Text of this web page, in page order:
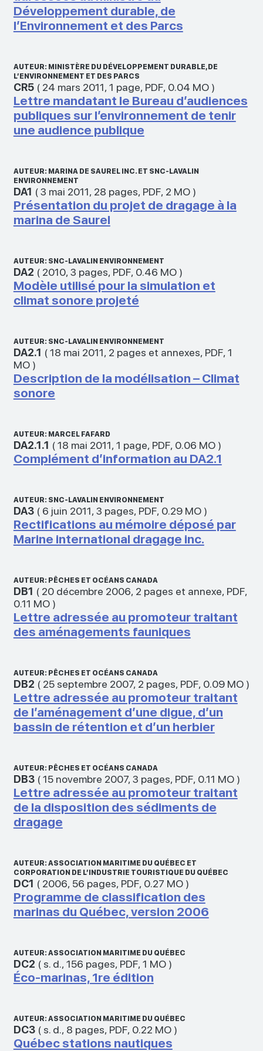
Développement durable, de
l’Environnement et des Parcs
AUTEUR: MINISTÈRE DU DÉVELOPPEMENT DURABLE, DE
L’ENVIRONNEMENT ET DES PARCS
CR5( 24 mars 2011, 1 page, PDF, 0.04 MO)
Lettre mandatant le Bureau d’audiences
publiques sur l’environnement de tenir
une audience publique
AUTEUR: MARINA DE SAUREL INC. ET SNC-LAVALIN
ENVIRONNEMENT
DA1 (3 mai 2011, 28 pages, PDF, 2 MO)
Présentation du projet de dragage à la
marina de Saurel
AUTEUR: SNC-LAVALIN ENVIRONNEMENT
DA2 ( 2010, 3 pages, PDF, 0.46 MO)
Modèle utilisé pour la simulation et
climat sonore projeté
AUTEUR: SNC-LAVALIN ENVIRONNEMENT
DA2.1 (18 mai 2011, 2 pages et annexes, PDF, 1
MO)
Description de la modélisation – Climat
sonore
AUTEUR: MARCEL FAFARD
DA2.1.1 (18 mai 2011, 1 page, PDF, 0.06 MO)
Complément d’information au DA2.1
AUTEUR: SNC-LAVALIN ENVIRONNEMENT
DA3( 6 juin 2011, 3 pages, PDF, 0.29 MO)
Rectifications au mémoire déposé par
Marine international dragage inc.
AUTEUR: PÊCHES ET OCÉANS CANADA
DB1 ( 20 décembre 2006, 2 pages et annexe, PDF,
0.11 MO)
Lettre adressée au promoteur traitant
des aménagements fauniques
AUTEUR: PÊCHES ET OCÉANS CANADA
DB2 ( 25 septembre 2007, 2 pages, PDF, 0.09 MO)
Lettre adressée au promoteur traitant
de l’aménagement d’une digue, d’un
bassin de rétention et d’un herbier
AUTEUR: PÊCHES ET OCÉANS CANADA
DB3(15 novembre 2007, 3 pages, PDF, 0.11 MO)
Lettre adressée au promoteur traitant
de la disposition des sédiments de
dragage
AUTEUR: ASSOCIATION MARITIME DU QUÉBEC ET
CORPORATION DE L’INDUSTRIE TOURISTIQUE DU QUÉBEC
DC1 ( 2006, 56 pages, PDF, 0.27 MO)
Programme de classification des
marinas du Québec, version 2006
AUTEUR: ASSOCIATION MARITIME DU QUÉBEC
DC2 ( s. d., 156 pages, PDF, 1 MO)
Éco-marinas, 1re édition
AUTEUR: ASSOCIATION MARITIME DU QUÉBEC
DC3( s. d., 8 pages, PDF, 0.22 MO)
Québec stations nautiques